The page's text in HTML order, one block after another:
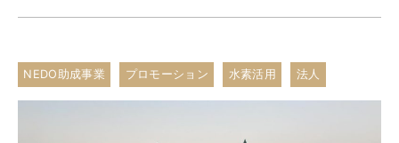
孫の手トラベル
トップ
NEDO助成事業 プロモーション 水素活用 法人